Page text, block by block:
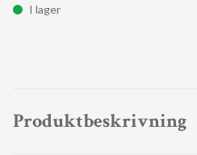
I lager
Produktbeskrivning